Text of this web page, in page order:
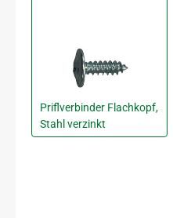
Priflverbinder Flachkopf,
Stahl verzinkt